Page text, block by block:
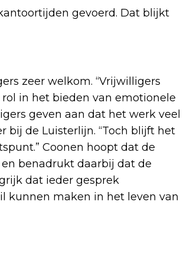
gevoerd. Dat blijkt
zeer welkom. “Vrijwilligers
in het bieden van emotionele
geven aan dat het werk veel
bij de Luisterlijn. “Toch blijft het
Coonen hoopt dat de
benadrukt daarbij dat de
dat ieder gesprek
kunnen maken in het leven van